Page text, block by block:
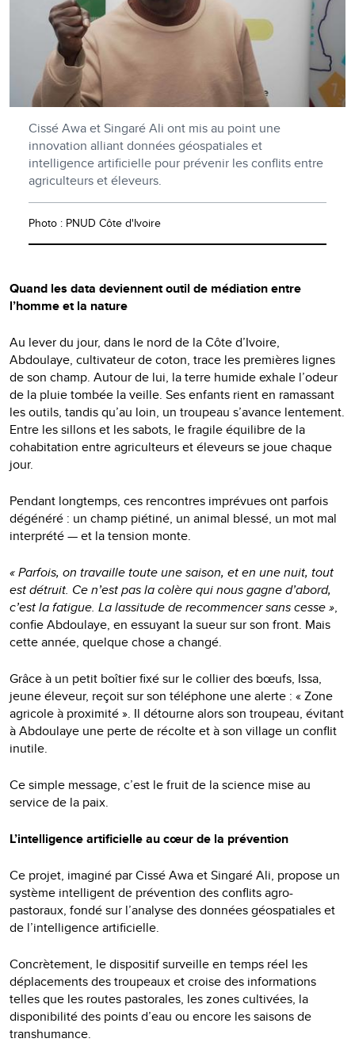
Cissé Awa et Singaré Ali ont mis au point une
innovation alliant données géospatiales et
intelligence artificielle pour prévenir les conflits entre
agriculteurs et éleveurs.
Photo : PNUD Côte d'Ivoire
Quand les data deviennent outil de médiation entre
l’homme et la nature
Au lever du jour, dans le nord de la Côte d’Ivoire,
Abdoulaye, cultivateur de coton, trace les premières lignes
de son champ. Autour de lui, la terre humide exhale l’odeur
de la pluie tombée la veille. Ses enfants rient en ramassant
les outils, tandis qu’au loin, un troupeau s’avance lentement.
Entre les sillons et les sabots, le fragile équilibre de la
cohabitation entre agriculteurs et éleveurs se joue chaque
jour.
Pendant longtemps, ces rencontres imprévues ont parfois
dégénéré : un champ piétiné, un animal blessé, un mot mal
interprété — et la tension monte.
« Parfois, on travaille toute une saison, et en une nuit, tout
est détruit. Ce n’est pas la colère qui nous gagne d’abord,
c’est la fatigue. La lassitude de recommencer sans cesse »,
confie Abdoulaye, en essuyant la sueur sur son front. Mais
cette année, quelque chose a changé.
Grâce à un petit boîtier fixé sur le collier des bœufs, Issa,
jeune éleveur, reçoit sur son téléphone une alerte : « Zone
agricole à proximité ». Il détourne alors son troupeau, évitant
à Abdoulaye une perte de récolte et à son village un conflit
inutile.
Ce simple message, c’est le fruit de la science mise au
service de la paix.
L’intelligence artificielle au cœur de la prévention
Ce projet, imaginé par Cissé Awa et Singaré Ali, propose un
système intelligent de prévention des conflits agro-
pastoraux, fondé sur l’analyse des données géospatiales et
de l’intelligence artificielle.
Concrètement, le dispositif surveille en temps réel les
déplacements des troupeaux et croise des informations
telles que les routes pastorales, les zones cultivées, la
disponibilité des points d’eau ou encore les saisons de
transhumance.